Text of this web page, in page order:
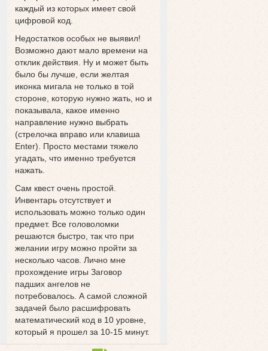
каждый из которых имеет свой
цифровой код.
Недостатков особых не выявил!
Возможно дают мало времени на
отклик действия. Ну и может быть
было бы лучше, если желтая
иконка мигала не только в той
стороне, которую нужно жать, но и
показывала, какое именно
направление нужно выбрать
(стрелочка вправо или клавиша
Enter). Просто местами тяжело
угадать, что именно требуется
нажать.
Сам квест очень простой.
Инвентарь отсутствует и
использовать можно только один
предмет. Все головоломки
решаются быстро, так что при
желании игру можно пройти за
несколько часов. Лично мне
прохождение игры Заговор
падших ангелов не
потребовалось. А самой сложной
задачей было расшифровать
математический код в 10 уровне,
который я прошел за 10-15 минут.